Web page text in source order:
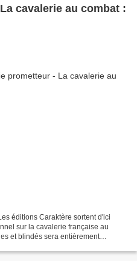
cavalerie au combat :
éditions Caraktère sortent d'ici
sur la cavalerie française au
et blindés sera entièrement